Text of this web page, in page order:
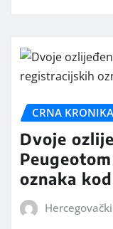
CRNA KRONIKA
Dvoje
oznaka